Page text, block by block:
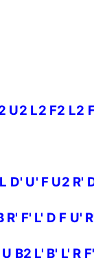
U2 L2 F2 L2
D' U' F U2 R'
F' L' D F U'
B2 L' B' L' R